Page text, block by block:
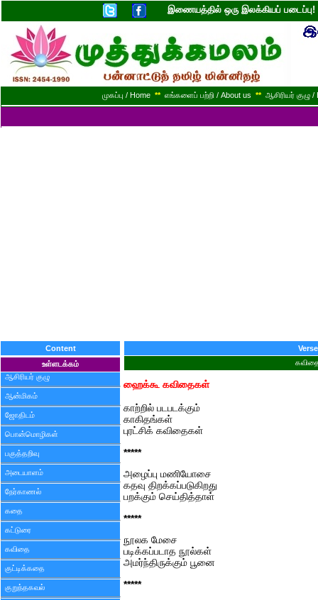
இணையத்தில் ஒரு இலக்கியப்
முகப்பு / Home ** எங்களைப் பற்றி / About us ** ஆசிரியர் குழு
Content
உள்ளடக்கம்
ஆசிரியர் குழு
ஆன்மிகம்
ஜோதிடம்
பொன்மொழிகள்
பகுத்தறிவு
அடையாளம்
நேர்காணல்
கதை
கட்டுரை
கவிதை
குட்டிக்கதை
குறுந்தகவல்
Verse
ஹைக்கூ கவிதைகள்
காற்றில் படபடக்கும்
காகிதங்கள்
புரட்சிக் கவிதைகள்
*****
அழைப்பு மணியோசை
கதவு திறக்கப்படுகிறது
பறக்கும் செய்தித்தாள்
*****
நூலக மேசை
படிக்கப்படாத நூல்கள்
அமர்ந்திருக்கும் பூனை
*****